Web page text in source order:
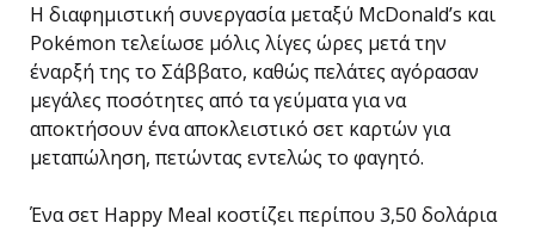
Η διαφημιστική συνεργασία μεταξύ McDonald’s και
Pokémon τελείωσε μόλις λίγες ώρες μετά την
έναρξή της το Σάββατο, καθώς πελάτες αγόρασαν
μεγάλες ποσότητες από τα γεύματα για να
αποκτήσουν ένα αποκλειστικό σετ καρτών για
μεταπώληση, πετώντας εντελώς το φαγητό.
Ένα σετ Happy Meal κοστίζει περίπου 3,50 δολάρια